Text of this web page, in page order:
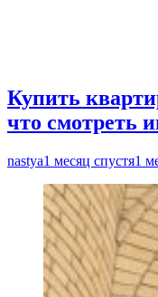
Купить
что смотреть
nastya1 месяц спустя1